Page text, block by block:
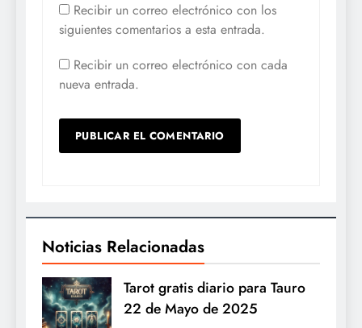
Recibir un correo electrónico con los
siguientes comentarios a esta entrada.
Recibir un correo electrónico con cada
nueva entrada.
Noticias Relacionadas
Tarot gratis diario para Tauro
22 de Mayo de 2025